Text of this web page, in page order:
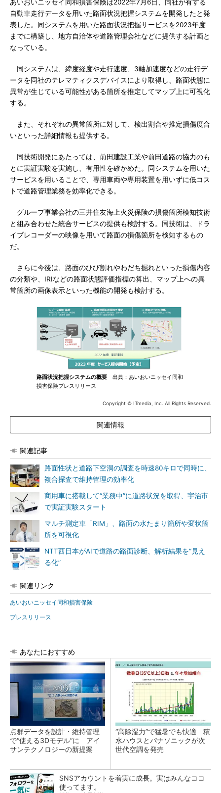
あいおいニッセイ同和損害保険は2022年7月6日、同社が有する
自動車走行データを用いた路面状況把握システムを開発したと発
表した。同システムを用いた路面状況把握サービスを2023年度
までに構築し、地方自治体や道路管理会社などに提供する計画と
なっている。
同システムは、緯度経度や走行速度、3軸加速度などの走行デ
ータを同社のテレマティクスデバイスにより取得し、路面状態に
異常が生じている可能性がある箇所を推定してマップ上に可視化
する。
また、それぞれの異常箇所に対して、検出割合や推定損傷度合
いといった詳細情報も提供する。
同技術開発にあたっては、前田建設工業や前田道路の協力のも
とに実証実験を実施し、有用性を確かめた。同システムを用いた
サービスを用いることで、専用車両や専用装置を用いずに低コス
トで道路管理業務を効率化できる。
グループ事業会社の三井住友海上火災保険の損傷箇所検知技術
と組み合わせた統合サービスの提供も検討する。同技術は、ドラ
イブレコーダーの映像を用いて路面の損傷箇所を検知するもの
だ。
さらに今後は、路面のひび割れやわだち掘れといった損傷内容
の分類や、IRIなどの路面状態評価指標の算出、マップ上への異
常箇所の画像表示といった機能の開発も検討する。
路面状況把握システムの概要 出典：あいおいニッセイ同和
損害保険プレスリリース
Copyright © ITmedia, Inc. All Rights Reserved.
関連情報
関連記事
路面性状と道路下空洞の調査を時速80キロで同時に、
複合探査で維持管理の効率化
商用車に搭載して“業務中”に道路状況を取得、宇治市
で実証実験スタート
マルチ測定車「RIM」、路面の水たまり箇所や変状箇
所を可視化
NTT西日本がAIで道路の路面診断、解析結果を“見え
る化”
関連リンク
あいおいニッセイ同和損害保険
プレスリリース
あなたにおすすめ
点群データを設計・維持管理
で“使える3Dモデル”に アイ
サンテクノロジーの新提案
“高除湿力”で猛暑でも快適 積
水ハウスとパナソニックが次
世代空調を発売
SNSアカウントを着実に成長。実はみんなココ
使ってます。